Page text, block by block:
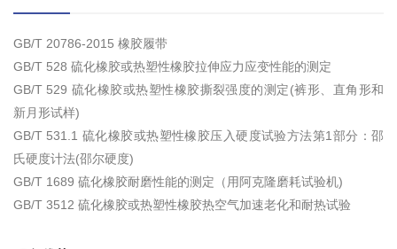
GB/T 20786-2015 橡胶履带
GB/T 528 硫化橡胶或热塑性橡胶拉伸应力应变性能的测定
GB/T 529 硫化橡胶或热塑性橡胶撕裂强度的测定(裤形、直角形和
新月形试样)
GB/T 531.1 硫化橡胶或热塑性橡胶压入硬度试验方法第1部分：邵
氏硬度计法(邵尔硬度)
GB/T 1689 硫化橡胶耐磨性能的测定（用阿克隆磨耗试验机)
GB/T 3512 硫化橡胶或热塑性橡胶热空气加速老化和耐热试验